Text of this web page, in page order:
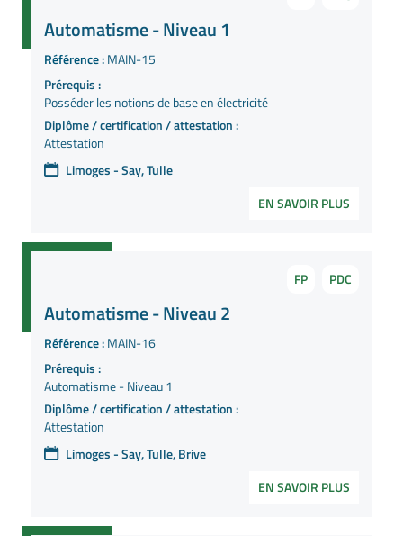
Automatisme - Niveau 1
Référence :MAIN-15
Prérequis :
Posséder les notions de base en électricité
Diplôme / certification / attestation :
Attestation
Limoges - Say, Tulle
EN SAVOIR PLUS
FP PDC
Automatisme - Niveau 2
Référence :MAIN-16
Prérequis :
Automatisme - Niveau 1
Diplôme / certification / attestation :
Attestation
Limoges - Say, Tulle, Brive
EN SAVOIR PLUS